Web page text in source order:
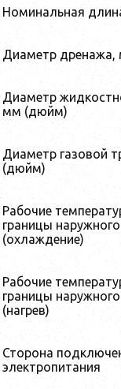
Номинальная
Диаметр дренажа,
Диаметр
мм (дюйм)
Диаметр газовой
(дюйм)
Рабочие
границы
(охлаждение)
Рабочие
границы
(нагрев)
Сторона
электропитания